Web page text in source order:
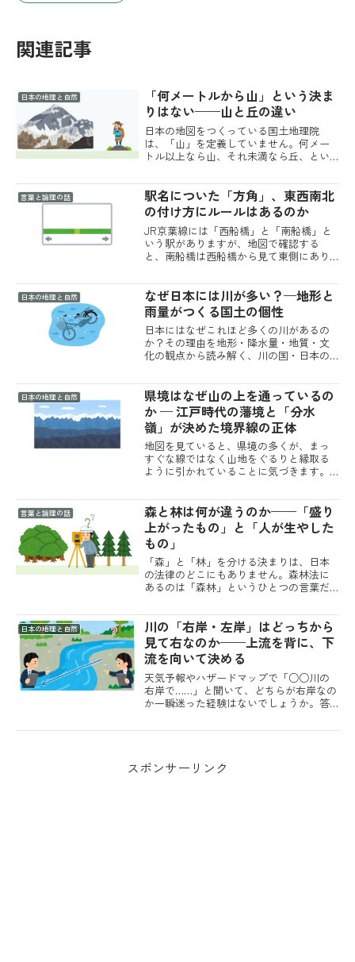
関連記事
日本の地理と自然
「何メートルから山」という決ま
りはない——山と丘の違い
日本の地図をつくっている国土地理院
は、「山」を定義していません。何メー
トル以上なら山、それ未満なら丘、とい
そのため日本には、標高3メートルの
「山」もあれば、標高1,000メートル地点
にある「丘」もあります...
言葉と論理の話
駅名についた「方角」、東西南北
の付け方にルールはあるのか
JR京葉線には「西船橋」と「南船橋」と
いう駅がありますが、地図で確認する
と、南船橋は西船橋から見て東側にあり
を表しているのでしょうか。駅名の「方
角」は、基準になる駅・地域から見た位
置を示す駅名に付く方角は...
日本の地理と自然
なぜ日本には川が多い？—地形と
雨量がつくる国土の個性
日本にはなぜこれほど多くの川があるの
か？その理由を地形・降水量・地質・文
化の観点から読み解く、川の国・日本の
日本の地理と自然
県境はなぜ山の上を通っているの
か — 江戸時代の藩境と「分水
嶺」が決めた境界線の正体
地図を見ていると、県境の多くが、まっ
すぐな線ではなく山地をぐるりと縁取る
ように引かれていることに気づきます。
の上を通っているのでしょうか。その答
えは、江戸時代の「藩境(はんざかい)」
と、雨水の流れを分ける...
言葉と論理の話
森と林は何が違うのか——「盛り
上がったもの」と「人が生やした
もの」
「森」と「林」を分ける決まりは、日本
の法律のどこにもありません。森林法に
あるのは「森林」というひとつの言葉だ
という線は引かれていないのです。それ
でも私たちは、ほとんど迷わず使い分け
ています。神社の裏手は森...
日本の地理と自然
川の「右岸・左岸」はどっちから
見て右なのか——上流を背に、下
流を向いて決める
天気予報やハザードマップで「○○川の
右岸で……」と聞いて、どちらが右岸なの
か一瞬迷った経験はないでしょうか。答
る方向、つまり上流から下流を向いて右
スポンサーリンク